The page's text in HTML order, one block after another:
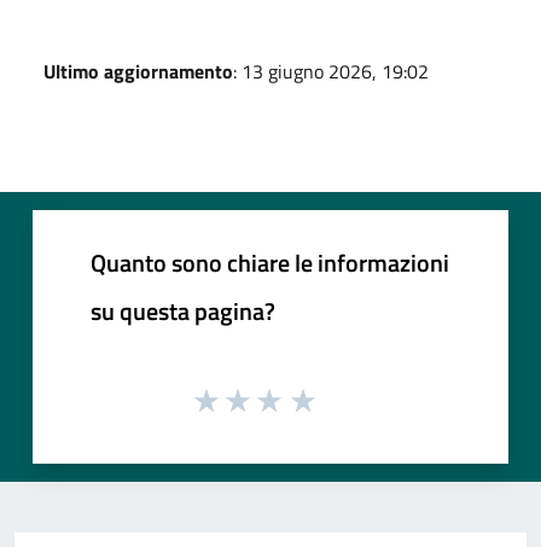
Ultimo aggiornamento: 13 giugno 2026, 19:02
Quanto sono chiare le informazioni
su questa pagina?